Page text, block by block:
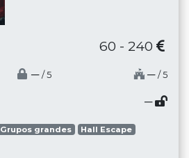
60 - 240
─ / 5 ─ / 5
─
Grupos grandes
Hall Escape